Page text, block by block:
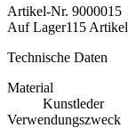
Artikel-Nr. 9000015
Auf Lager115 Artikel
Technische Daten
Material
Kunstleder
Verwendungszweck